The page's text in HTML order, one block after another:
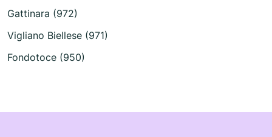
Gattinara (972)
Vigliano Biellese (971)
Fondotoce (950)